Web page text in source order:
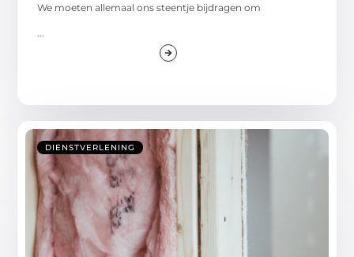
We moeten allemaal ons steentje bijdragen om
DIENSTVERLENING